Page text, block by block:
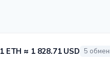
1 ETH ≈ 1 828.71 USD 5